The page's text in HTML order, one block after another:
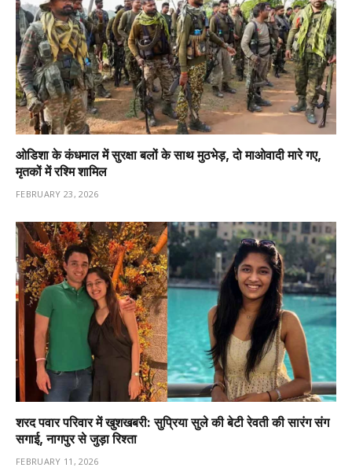
ओडिशा के कंधमाल में सुरक्षा बलों के साथ मुठभेड़, दो माओवादी मारे गए,
मृतकों में रश्मि शामिल
FEBRUARY 23, 2026
शरद पवार परिवार में खुशखबरी: सुप्रिया सुले की बेटी रेवती की सारंग संग
सगाई, नागपुर से जुड़ा रिश्ता
FEBRUARY 11, 2026